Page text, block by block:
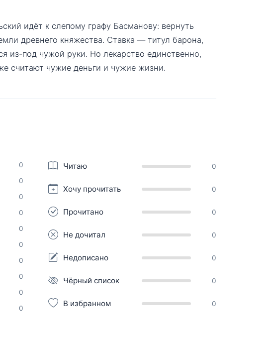
идёт к слепому графу Басманову: вернуть
древнего княжества. Ставка — титул барона,
из-под чужой руки. Но лекарство единственно,
считают чужие деньги и чужие жизни.
0
0
0
0
0
0
0
0
0
0
Читаю 0
Хочу прочитать 0
Прочитано 0
Не дочитал 0
Недописано 0
Чёрный список 0
В избранном 0